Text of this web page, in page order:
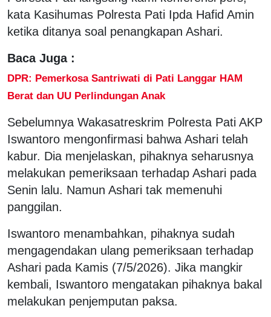
kata Kasihumas Polresta Pati Ipda Hafid Amin
ketika ditanya soal penangkapan Ashari.
Baca Juga :
DPR: Pemerkosa Santriwati di Pati Langgar HAM
Berat dan UU Perlindungan Anak
Sebelumnya Wakasatreskrim Polresta Pati AKP
Iswantoro mengonfirmasi bahwa Ashari telah
kabur. Dia menjelaskan, pihaknya seharusnya
melakukan pemeriksaan terhadap Ashari pada
Senin lalu. Namun Ashari tak memenuhi
panggilan.
Iswantoro menambahkan, pihaknya sudah
mengagendakan ulang pemeriksaan terhadap
Ashari pada Kamis (7/5/2026). Jika mangkir
kembali, Iswantoro mengatakan pihaknya bakal
melakukan penjemputan paksa.